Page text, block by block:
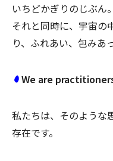
いちどかぎりのじぶん。
それと同時に、宇宙の
り、ふれあい、包みあ
We are
私たちは、そのような
存在です。